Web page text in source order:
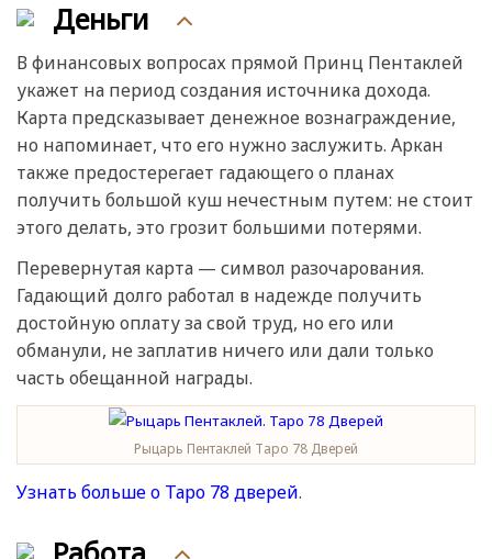
Деньги
В финансовых вопросах прямой Принц Пентаклей
укажет на период создания источника дохода.
Карта предсказывает денежное вознаграждение,
но напоминает, что его нужно заслужить. Аркан
также предостерегает гадающего о планах
получить большой куш нечестным путем: не стоит
этого делать, это грозит большими потерями.
Перевернутая карта — символ разочарования.
Гадающий долго работал в надежде получить
достойную оплату за свой труд, но его или
обманули, не заплатив ничего или дали только
часть обещанной награды.
Рыцарь Пентаклей Таро 78 Дверей
Узнать больше о Таро 78 дверей.